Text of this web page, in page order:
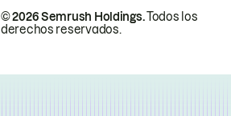
© 2026 Semrush Holdings.Todos los
derechos reservados.